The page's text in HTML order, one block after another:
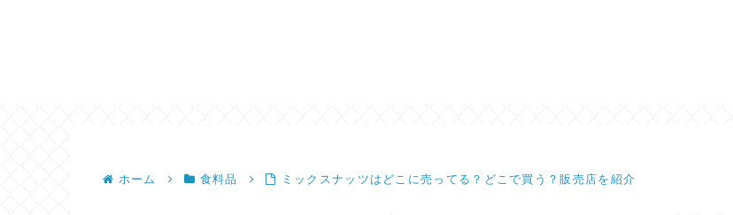
ホーム 食料品 ミックスナッツはどこに売ってる？どこで買う？販売店を紹介